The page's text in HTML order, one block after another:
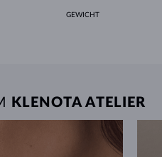
GEWICHT
KLENOTA ATELIER